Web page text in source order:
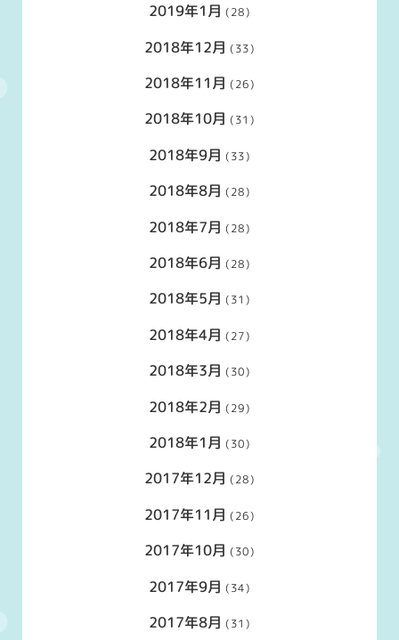
2019年1月 (28)
2018年12月 (33)
2018年11月 (26)
2018年10月 (31)
2018年9月 (33)
2018年8月 (28)
2018年7月 (28)
2018年6月 (28)
2018年5月 (31)
2018年4月 (27)
2018年3月 (30)
2018年2月 (29)
2018年1月 (30)
2017年12月 (28)
2017年11月 (26)
2017年10月 (30)
2017年9月 (34)
2017年8月 (31)